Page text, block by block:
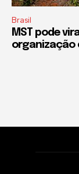
Brasil
MST pode
organização